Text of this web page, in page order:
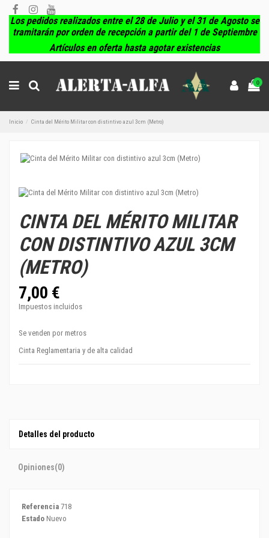
Los pedidos realizados entre el 28 de Julio y el 31 de Agosto se
tramitarán por orden de recepción a partir del 1 de Septiembre
Artículos en oferta hasta agotar existencias
0
Inicio Cinta del Mérito Militar con distintivo azul 3cm (Metro)
CINTA DEL MÉRITO MILITAR
CON DISTINTIVO AZUL 3CM
(METRO)
7,00 €
Impuestos incluidos
Se venden por metros
Cinta Reglamentaria y de alta calidad
Detalles del producto
Opiniones(0)
Referencia 718
Estado Nuevo